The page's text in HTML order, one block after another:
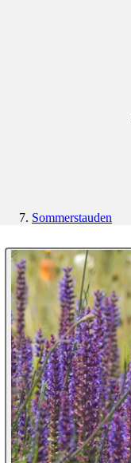
Sommerstauden